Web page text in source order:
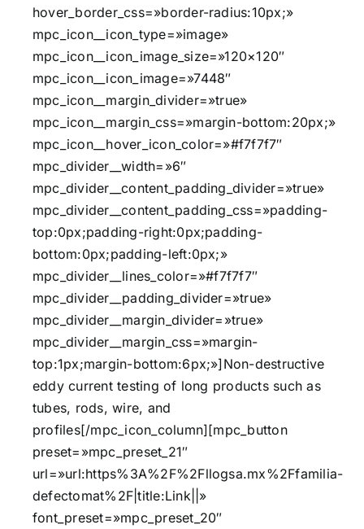
hover_border_css=»border-radius:10px;»
mpc_icon__icon_type=»image»
mpc_icon__icon_image_size=»120×120″
mpc_icon__icon_image=»7448″
mpc_icon__margin_divider=»true»
mpc_icon__margin_css=»margin-bottom:20px;»
mpc_icon__hover_icon_color=»#f7f7f7″
mpc_divider__width=»6″
mpc_divider__content_padding_divider=»true»
mpc_divider__content_padding_css=»padding-
top:0px;padding-right:0px;padding-
bottom:0px;padding-left:0px;»
mpc_divider__lines_color=»#f7f7f7″
mpc_divider__padding_divider=»true»
mpc_divider__margin_divider=»true»
mpc_divider__margin_css=»margin-
top:1px;margin-bottom:6px;»]Non-destructive
eddy current testing of long products such as
tubes, rods, wire, and
profiles[/mpc_icon_column][mpc_button
preset=»mpc_preset_21″
url=»url:https%3A%2F%2Fllogsa.mx%2Ffamilia-
defectomat%2F|title:Link||»
font_preset=»mpc_preset_20″